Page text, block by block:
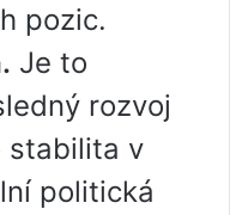
pozic.
Je to
rozvoj
stabilita v
politická